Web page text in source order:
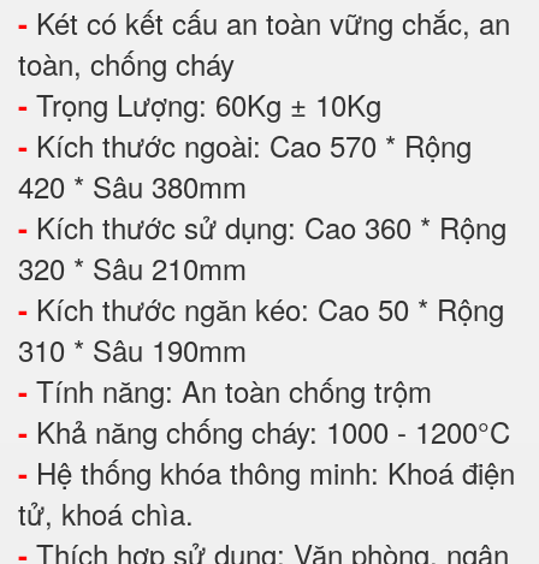
- Két có kết cấu an toàn vững chắc, an
toàn, chống cháy
- Trọng Lượng: 60Kg ± 10Kg
- Kích thước ngoài: Cao 570 * Rộng
420 * Sâu 380mm
- Kích thước sử dụng: Cao 360 * Rộng
320 * Sâu 210mm
- Kích thước ngăn kéo: Cao 50 * Rộng
310 * Sâu 190mm
- Tính năng: An toàn chống trộm
- Khả năng chống cháy: 1000 - 1200°C
- Hệ thống khóa thông minh: Khoá điện
tử, khoá chìa.
- Thích hợp sử dụng: Văn phòng, ngân